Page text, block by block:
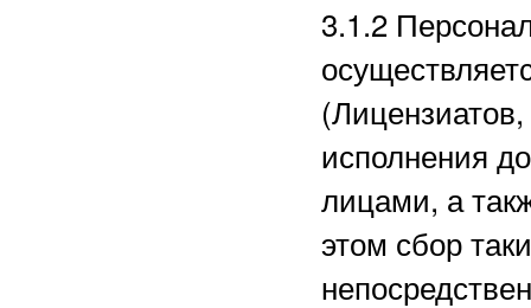
3.1.2
исполнения
лицами, а
этом сбор